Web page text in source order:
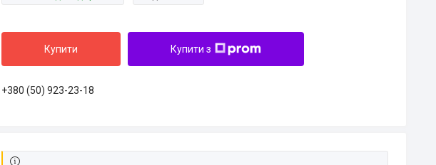
Купити Купити з
+380 (50) 923-23-18